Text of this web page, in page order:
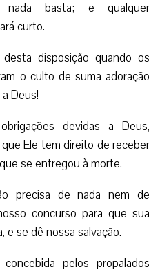
basta; e qualquer
curto.
disposição quando os
o culto de suma adoração
Deus!
devidas a Deus,
Ele tem direito de receber
se entregou à morte.
precisa de nada nem de
concurso para que sua
e se dê nossa salvação.
pelos propalados